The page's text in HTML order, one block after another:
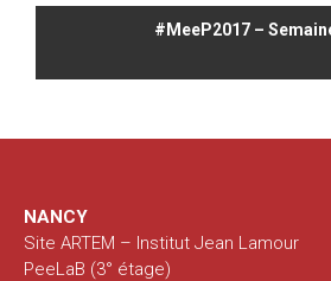
#MeeP2017 –
NANCY
Site ARTEM – Institut Jean Lamour
PeeLaB (3° étage)